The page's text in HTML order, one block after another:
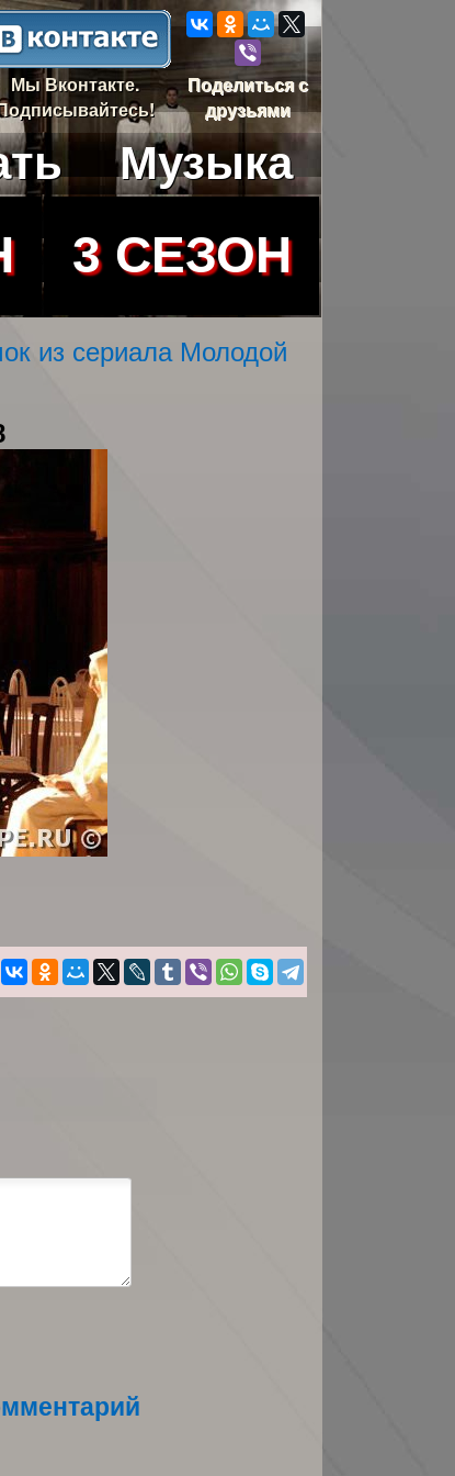
Мы Вконтакте.
Поделиться с
друзьями
Музыка
3 СЕЗОН
из сериала Молодой